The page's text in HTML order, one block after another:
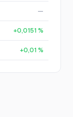
—
+0,0151 %
+0,01 %